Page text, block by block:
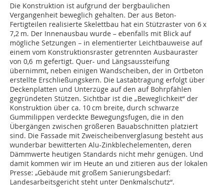
Die Konstruktion ist aufgrund der bergbaulichen
Vergangenheit beweglich gehalten. Der aus Beton-
Fertigteilen realisierte Skelettbau hat ein Stützraster von 6 x
7,2 m. Der Innenausbau wurde – ebenfalls mit Blick auf
mögliche Setzungen – in elementierter Leichtbauweise auf
einem vom Konstruktionsraster getrennten Ausbauraster
von 0,6 m gefertigt. Quer- und Längsaussteifung
übernimmt, neben einigen Wandscheiben, der in Ortbeton
erstellte Erschließungskern. Die Lastabtragung erfolgt über
Deckenplatten und Unterzüge auf den auf Bohrpfählen
gegründeten Stützen. Sichtbar ist die „Beweglichkeit“ der
Konstruktion über ca. 10 cm breite, durch schwarze
Gummilippen verdeckte Bewegungsfugen, die in den
Übergängen zwischen größeren Bauabschnitten platziert
sind. Die Fassade mit Zweischeibenverglasung besteht aus
wunderbar bewitterten Alu-Zinkblech­elementen, deren
Dämmwerte heutigen Standards nicht mehr genügen. Und
damit kommen wir im Heute an und zitieren aus der lokalen
Presse: „Gebäude mit großem Sanierungsbedarf:
Landesarbeitsgericht steht unter Denkmalschutz“.